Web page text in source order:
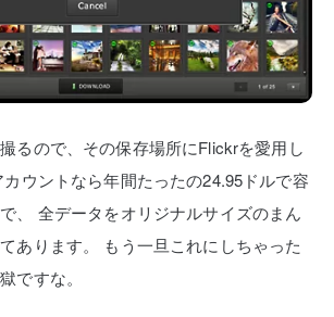
るので、その保存場所にFlickrを愛用し
カウントなら年間たったの24.95ドルで容
、
全データをオリジナルサイズのまん
あります。
もう一旦これにしちゃった
ですな。